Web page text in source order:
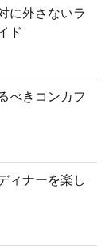
に外さないラ
ド
べきコンカフ
ィナーを楽し